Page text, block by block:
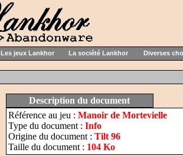
Les jeux Lankhor La société Lankhor Diverses
Description du document
Référence au jeu : Manoir de Mortevielle
Type du document : Info
Origine du document : Tilt 96
Taille du document : 104 Ko